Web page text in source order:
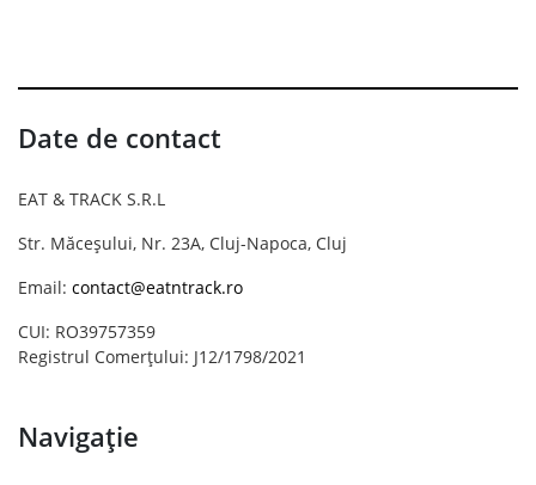
Date de contact
EAT & TRACK S.R.L
Str. Măceșului, Nr. 23A, Cluj-Napoca, Cluj
Email: contact@eatntrack.ro
CUI: RO39757359
Registrul Comerțului: J12/1798/2021
Navigație